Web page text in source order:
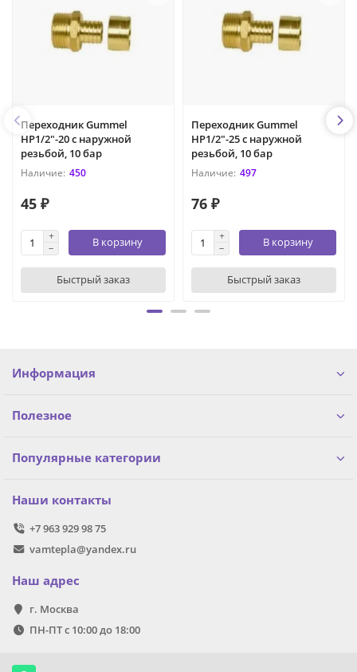
Переходник Gummel
НР1/2"-20 с наружной
резьбой, 10 бар
450
45 ₽
В корзину
Быстрый заказ
Переходник Gummel
НР1/2"-25 с наружной
резьбой, 10 бар
497
76 ₽
В корзину
Быстрый заказ
Информация
Полезное
Популярные категории
Наши контакты
+7 963 929 98 75
vamtepla@yandex.ru
Наш адрес
г. Москва
ПН-ПТ с 10:00 до 18:00